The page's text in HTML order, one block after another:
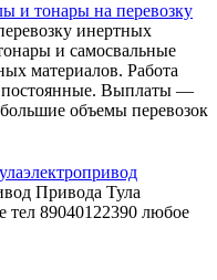
и тонары на перевозку
инертных
и самосвальные
материалов. Работа
постоянные. Выплаты —
объемы перевозок
Привода Тула
тел 89040122390 любое